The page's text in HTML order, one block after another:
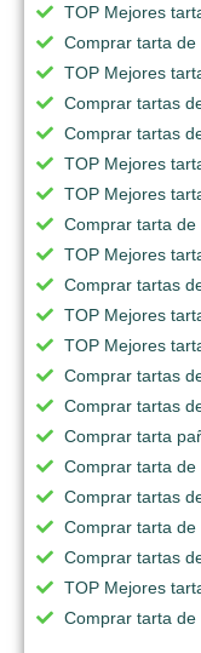
TOP Mejores
Comprar tarta de
TOP Mejores
Comprar tartas
Comprar tartas
TOP Mejores
TOP Mejores
Comprar tarta
TOP Mejores
Comprar tartas
TOP Mejores
TOP Mejores
Comprar tartas
Comprar tartas
Comprar tarta
Comprar tarta de
Comprar tartas
Comprar tarta
Comprar tartas
TOP Mejores
Comprar tarta de